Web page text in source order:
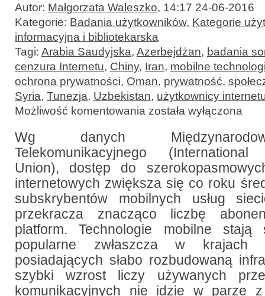
Autor: Małgorzata Waleszko, 14:17 24-06-2016
Kategorie: Badania użytkowników, Kategorie
informacyjna i bibliotekarska
Tagi: Arabia Saudyjska, Azerbejdżan, badania
cenzura Internetu, Chiny, Iran, mobilne
ochrona prywatności, Oman, prywatność,
Syria, Tunezja, Uzbekistan, użytkownicy
Możliwość komentowania O
mobilnych
świadomym
używaniu
i tolerancji
dla
naruszeń
prywatności
została wyłączona
Wg danych
Telekomunikacyjnego (International
Union), dostęp do
internetowych zwiększa się co roku
subskrybentów mobilnych usług
przekracza znacząco liczbę
platform. Technologie mobilne
popularne zwłaszcza w krajach
posiadających słabo rozbudowaną
szybki wzrost liczy używanych
komunikacyjnych nie idzie w parze